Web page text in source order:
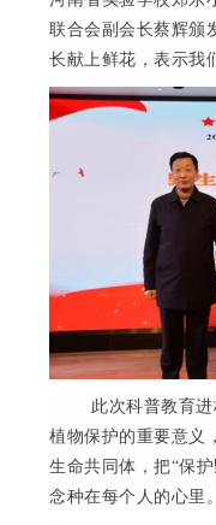
联合会副会长蔡辉颁
长献上鲜花，表示我
此次科普教育
植物保护的重要意义
生命共同体，把“保
念种在每个人的心里。